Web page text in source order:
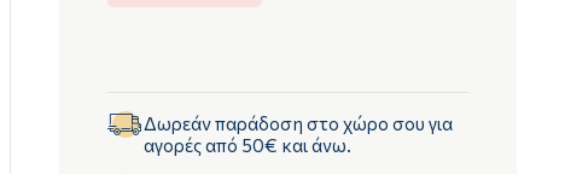
Δωρεάν παράδοση στο χώρο σου για
αγορές από 50€ και άνω.